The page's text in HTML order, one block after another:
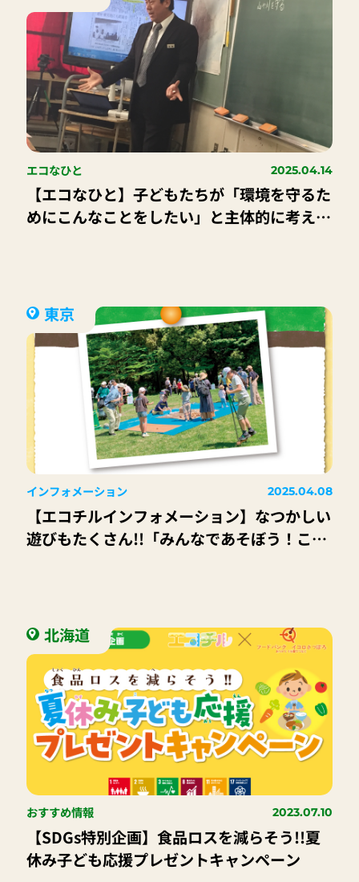
エコなひと 2025.04.14
【エコなひと】子どもたちが「環境を守るた
めにこんなことをしたい」と主体的に考え、
東京
インフォメーション 2025.04.08
【エコチルインフォメーション】なつかしい
遊びもたくさん!!「みんなであそぼう！こど
北海道
おすすめ情報 2023.07.10
【SDGs特別企画】食品ロスを減らそう!!夏
休み子ども応援プレゼントキャンペーン